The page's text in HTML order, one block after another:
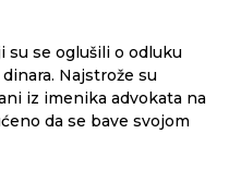
su se oglušili o odluku
Najstrože su
iz imenika advokata na
da se bave svojom